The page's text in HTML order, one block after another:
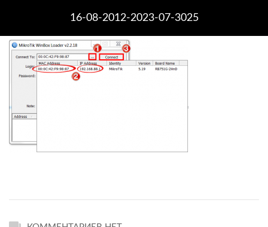
16-08-2012-2023-07-3025